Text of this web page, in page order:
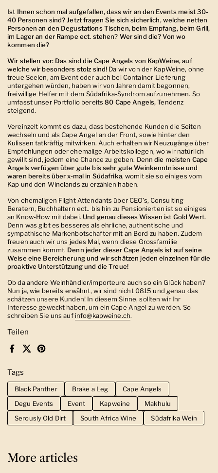
Teilen
Facebook
X (Twitter)Pinterest
Tags
Black Panther Brake a Leg
Cape Angels
Degu Events
Event Kapweine
Makhulu
Serously Old Dirt
South Africa Wine Südafrika Wein
Ist Ihnen schon mal aufgefallen, dass wir an den Events meist 30-
40 Personen sind? Jetzt fragen Sie sich sicherlich, welche netten
Personen an den Degustations Tischen, beim Empfang, beim Grill,
im Lager an der Rampe ect. stehen? Wer sind die? Von wo
kommen die?
Wir stellen vor: Das sind die Cape Angels von KapWeine, auf
welche wir besonders stolz sind! Da wir von der KapWeine, ohne
treue Seelen, am Event oder auch bei Container-Lieferung
untergehen würden, haben wir von Jahren damit begonnen,
freiwillige Helfer mit dem Südafrika-Syndrom aufzunehmen. So
umfasst unser Portfolio bereits80 Cape Angels,Tendenz
steigend.
Vereinzelt kommt es dazu, dass bestehende Kunden die Seiten
wechseln und als Cape Angel an der Front, sowie hinter den
Kulissen tatkräftig mitwirken. Auch erhalten wir Neuzugänge über
Empfehlungen oder ehemalige Arbeitskollegen, wo wir natürlich
gewillt sind, jedem eine Chance zu geben. Denndie meisten Cape
Angels verfügen über gute bis sehr gute Weinkenntnisse und
waren bereits über x-mal in Südafrika, womit sie so einiges vom
Kap und den Winelands zu erzählen haben.
Von ehemaligen Flight Attendants überCEO’s, Consulting
Beratern, Buchhaltern ect.. bis hin zu Pensionierten ist so einiges
an Know-How mit dabei. Und genau dieses Wissen ist Gold Wert.
Denn was gibt es besseres als ehrliche, authentische und
sympathische Markenbotschafter mit an Bord zu haben. Zudem
freuen auch wir uns jedes Mal, wenn diese Grossfamilie
zusammen kommt. Denn jeder dieser Cape Angels ist auf seine
Weise eine Bereicherung und wir schätzen jeden einzelnen für die
proaktive Unterstützung und die Treue!
Ob da andere Weinhändler/importeure auch so ein Glück haben?
Nun ja, wie bereits erwähnt, wir sind nicht 0815 und genau das
schätzen unsere Kunden! In diesem Sinne, sollten wir Ihr
Interesse geweckt haben, um ein Cape Angel zu werden. So
schreiben Sie uns auf info@kapweine.ch.
More articles